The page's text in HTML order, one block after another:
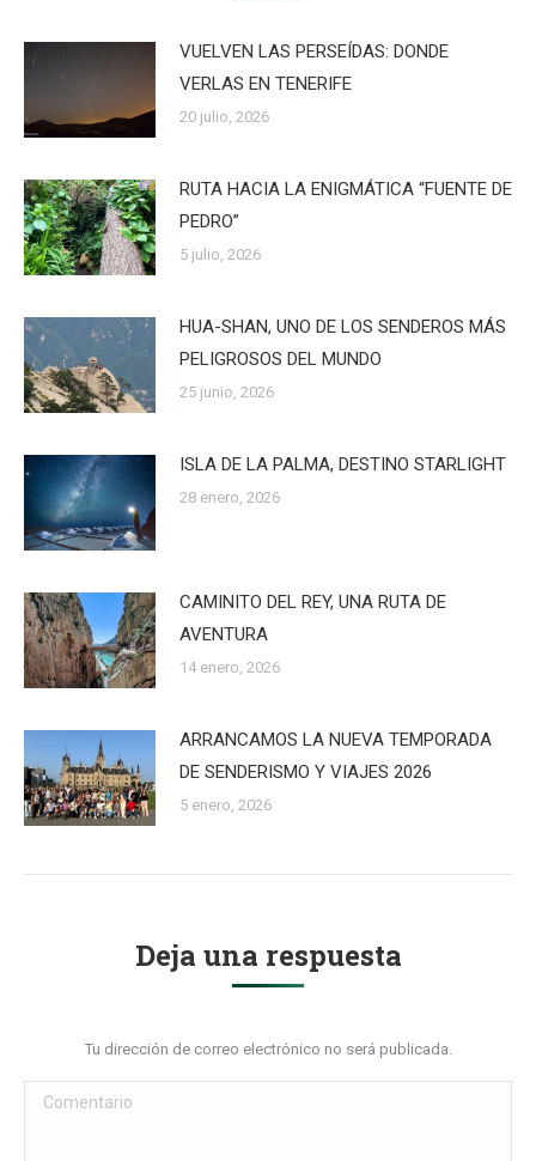
VUELVEN LAS PERSEÍDAS: DONDE
VERLAS EN TENERIFE
20 julio, 2026
RUTA HACIA LA ENIGMÁTICA “FUENTE DE
PEDRO”
5 julio, 2026
HUA-SHAN, UNO DE LOS SENDEROS MÁS
PELIGROSOS DEL MUNDO
25 junio, 2026
ISLA DE LA PALMA, DESTINO STARLIGHT
28 enero, 2026
CAMINITO DEL REY, UNA RUTA DE
AVENTURA
14 enero, 2026
ARRANCAMOS LA NUEVA TEMPORADA
DE SENDERISMO Y VIAJES 2026
5 enero, 2026
Deja una respuesta
Tu dirección de correo electrónico no será publicada.
Comentario